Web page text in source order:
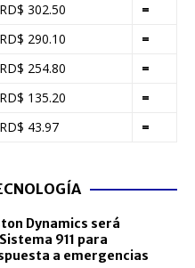
RD$ 302.50
=
RD$ 290.10
=
RD$ 254.80
=
RD$ 135.20
=
RD$ 43.97 =
Dynamics será
911 para
a emergencias